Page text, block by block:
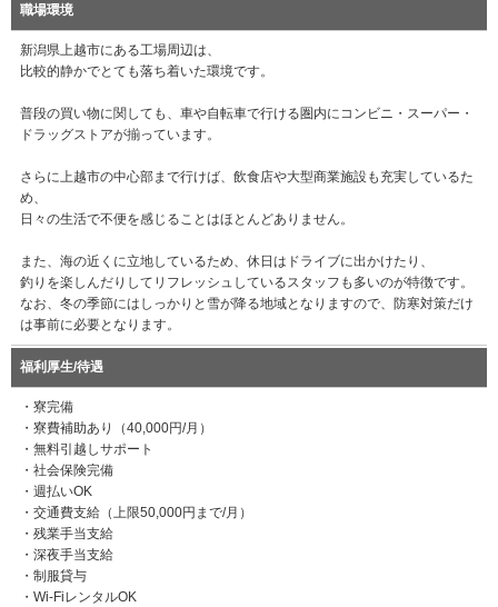
職場環境
新潟県上越市にある工場周辺は、
比較的静かでとても落ち着いた環境です。
普段の買い物に関しても、車や自転車で行ける圏内にコンビニ・スーパー・
ドラッグストアが揃っています。
さらに上越市の中心部まで行けば、飲食店や大型商業施設も充実しているた
め、
日々の生活で不便を感じることはほとんどありません。
また、海の近くに立地しているため、休日はドライブに出かけたり、
釣りを楽しんだりしてリフレッシュしているスタッフも多いのが特徴です。
なお、冬の季節にはしっかりと雪が降る地域となりますので、防寒対策だけ
は事前に必要となります。
福利厚生/待遇
・寮完備
・寮費補助あり（40,000円/月）
・無料引越しサポート
・社会保険完備
・週払いOK
・交通費支給（上限50,000円まで/月）
・残業手当支給
・深夜手当支給
・制服貸与
・Wi-FiレンタルOK